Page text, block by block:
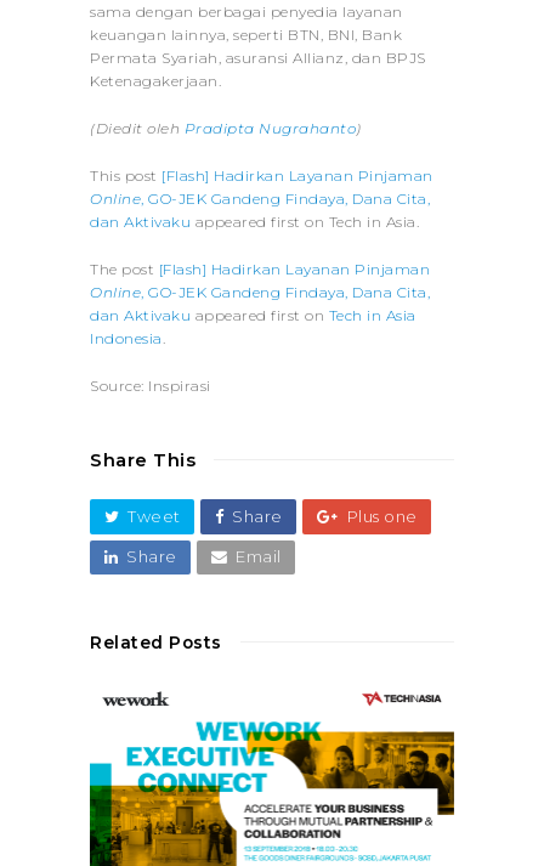
sama dengan berbagai penyedia layanan
keuangan lainnya, seperti BTN, BNI, Bank
Permata Syariah, asuransi Allianz, dan BPJS
Ketenagakerjaan.
(Diedit oleh Pradipta Nugrahanto)
This post [Flash] Hadirkan Layanan Pinjaman
Online , GO-JEK Gandeng Findaya, Dana Cita,
dan Aktivaku appeared first on Tech in Asia.
The post [Flash] Hadirkan Layanan Pinjaman
Online , GO-JEK Gandeng Findaya, Dana Cita,
dan Aktivaku appeared first on Tech in Asia
Indonesia
Source: Inspirasi
Share This
Tweet Share Plus one
Share Email
Related Posts